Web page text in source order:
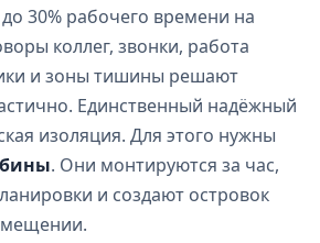
30% рабочего времени на
коллег, звонки, работа
и зоны тишины решают
Единственный надёжный
изоляция. Для этого нужны
. Они монтируются за час,
и создают островок